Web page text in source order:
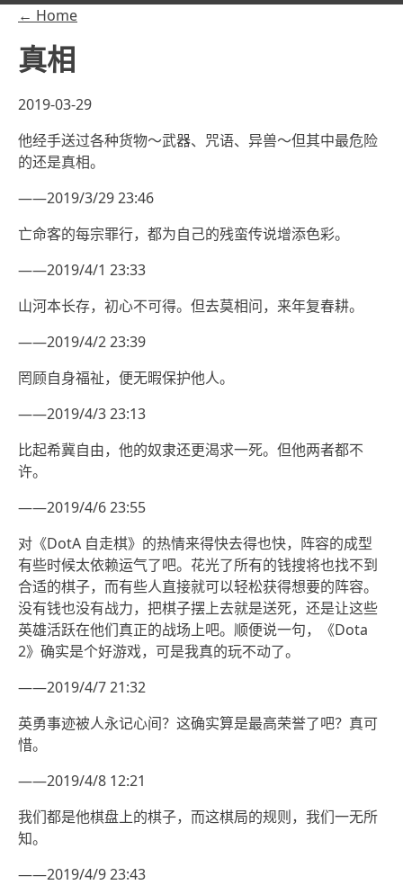
← Home
真相
2019-03-29
他经手送过各种货物～武器、咒语、异兽～但其中最危险
的还是真相。
——2019/3/29 23:46
亡命客的每宗罪行，都为自己的残蛮传说增添色彩。
——2019/4/1 23:33
山河本长存，初心不可得。但去莫相问，来年复春耕。
——2019/4/2 23:39
罔顾自身福祉，便无暇保护他人。
——2019/4/3 23:13
比起希冀自由，他的奴隶还更渴求一死。但他两者都不
许。
——2019/4/6 23:55
对《DotA 自走棋》的热情来得快去得也快，阵容的成型
有些时候太依赖运气了吧。花光了所有的钱搜将也找不到
合适的棋子，而有些人直接就可以轻松获得想要的阵容。
没有钱也没有战力，把棋子摆上去就是送死，还是让这些
英雄活跃在他们真正的战场上吧。顺便说一句，《Dota
2》确实是个好游戏，可是我真的玩不动了。
——2019/4/7 21:32
英勇事迹被人永记心间？这确实算是最高荣誉了吧？真可
惜。
——2019/4/8 12:21
我们都是他棋盘上的棋子，而这棋局的规则，我们一无所
知。
——2019/4/9 23:43